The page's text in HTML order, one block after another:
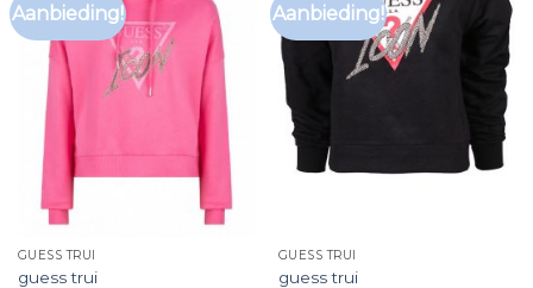
Aanbieding!
GUESS TRUI
guess trui
Aanbieding!
GUESS TRUI
guess trui